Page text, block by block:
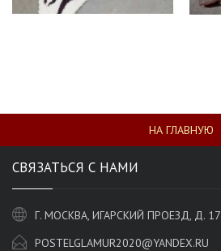
НА ГЛАВНУЮ
СВЯЗАТЬСЯ С НАМИ
Г. МОСКВА, ИГАРСКИЙ ПРОЕЗД, Д. 17
POSTELGLAMUR2020@YANDEX.RU